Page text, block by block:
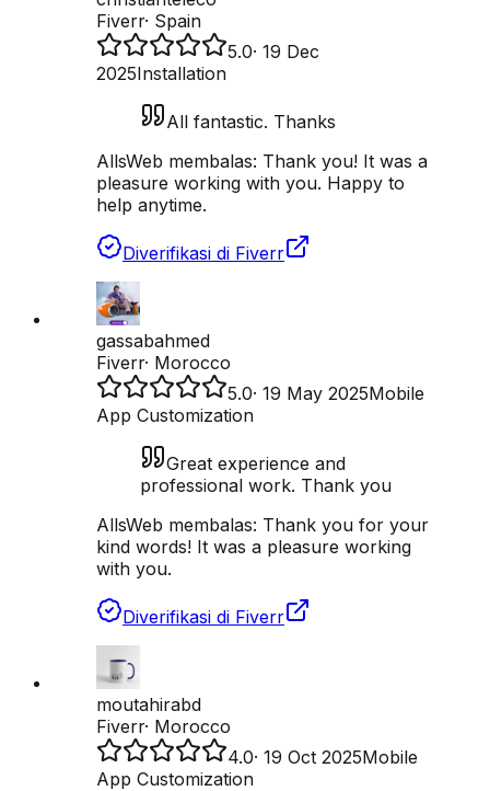
Fiverr· Spain
5.0· 19 Dec
2025Installation
All fantastic. Thanks
AllsWeb membalas: Thank you! It was a
pleasure working with you. Happy to
help anytime.
Diverifikasi di Fiverr
gassabahmed
Fiverr· Morocco
5.0· 19 May 2025Mobile
App Customization
Great experience and
professional work. Thank you
AllsWeb membalas: Thank you for your
kind words! It was a pleasure working
with you.
Diverifikasi di Fiverr
moutahirabd
Fiverr· Morocco
4.0· 19 Oct 2025Mobile
App Customization